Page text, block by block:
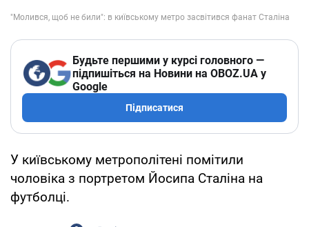
Будьте першими у курсі головного —
підпишіться на Новини на OBOZ.UA у
Google
Підписатися
У київському метрополітені помітили
чоловіка з портретом Йосипа Сталіна на
футболці.